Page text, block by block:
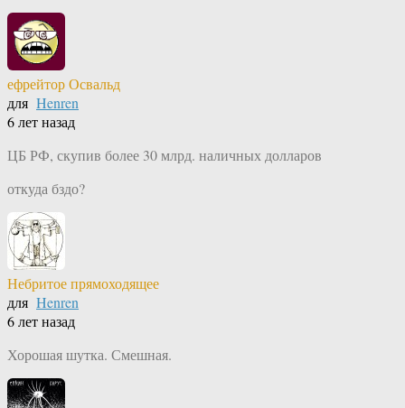
ефрейтор Освальд
для Henren
6 лет назад
ЦБ РФ, скупив более 30 млрд. наличных долларов
откуда бздо?
Небритое прямоходящее
для Henren
6 лет назад
Хорошая шутка. Смешная.